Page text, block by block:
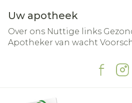
Uw apotheek
Over ons Nuttige links
Apotheker van wacht